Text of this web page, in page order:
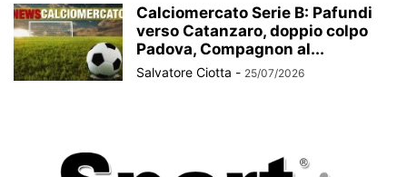
Calciomercato Serie B: Pafundi
verso Catanzaro, doppio colpo
Padova, Compagnon al...
Salvatore Ciotta - 25/07/2026